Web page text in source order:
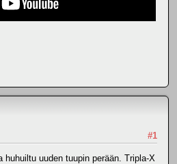
#1
huhuiltu uuden tuupin perään. Tripla-X